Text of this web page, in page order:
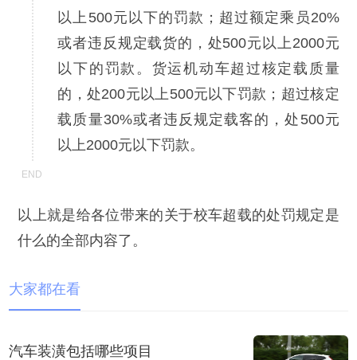
以上500元以下的罚款；超过额定乘员20%
或者违反规定载货的，处500元以上2000元
以下的罚款。货运机动车超过核定载质量
的，处200元以上500元以下罚款；超过核定
载质量30%或者违反规定载客的，处500元
以上2000元以下罚款。
以上就是给各位带来的关于校车超载的处罚规定是
什么的全部内容了。
大家都在看
汽车装潢包括哪些项目